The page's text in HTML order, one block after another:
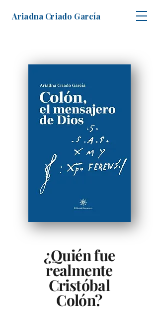
Ariadna Criado García
¿Quién fue
realmente
Cristóbal
Colón?